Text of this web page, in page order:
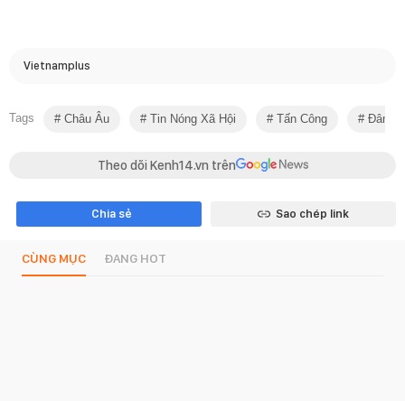
Vietnamplus
Tags Châu Âu Tin Nóng Xã Hội Tấn Công Đâm
Theo dõi Kenh14.vn trên
Chia sẻ Sao chép link
CÙNG MỤC ĐANG HOT